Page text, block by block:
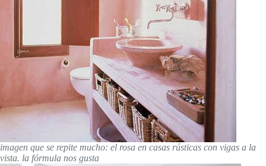
imagen que se repite mucho: el rosa en casas rústicas con vigas a la
vista. la fórmula nos gusta